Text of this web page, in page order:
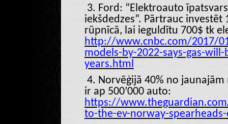
3. Ford: “Elektroauto
iekšdedzes”. Pārtrauc
rūpnīcā, lai ieguldītu 700$ tk
http://www.cnbc.com/2017/
models-by-2022-says-gas-
years.html
4. Norvēģijā 40% no
ir ap 500’000 auto:
https://
to-the-ev-norway-